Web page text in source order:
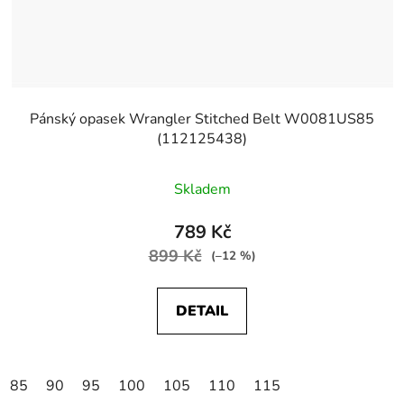
Pánský opasek Wrangler Stitched Belt W0081US85
(112125438)
Skladem
789 Kč
899 Kč (–12 %)
DETAIL
85 90 95 100 105 110 115